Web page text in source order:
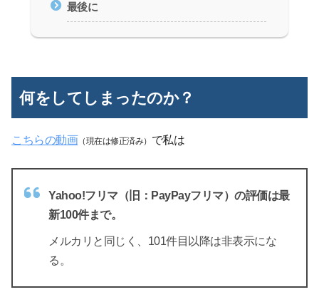
最後に
何をしてしまったのか？
こちらの動画 （現在は修正済み） で私は
Yahoo!フリマ（旧：PayPayフリマ）の評価は最
新100件まで。
メルカリと同じく、101件目以降は非表示にな
る。